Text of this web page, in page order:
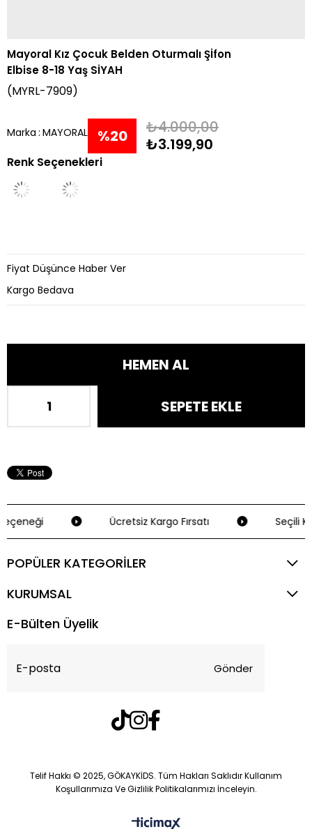
Mayoral Kız Çocuk Belden Oturmalı Şİfon
Elbise 8-18 Yaş SİYAH
(MYRL-7909)
Marka : MAYORAL %20
İndirim
₺4.000,00
₺3.199,90
Renk Seçenekleri
Fiyat Düşünce Haber Ver
Kargo Bedava
Ücretsiz Kargo Fırsatı Seçili
POPÜLER KATEGORİLER
KURUMSAL
E-Bülten Üyelik
Gönder
Telif Hakkı © 2025, GÖKAYKİDS. Tüm Hakları Saklıdır Kullanım
Koşullarımıza Ve Gizlilik Politikalarımızı İnceleyin.